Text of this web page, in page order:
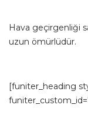
Hava geçirgenliği
uzun ömürlüdür.
[funiter_heading